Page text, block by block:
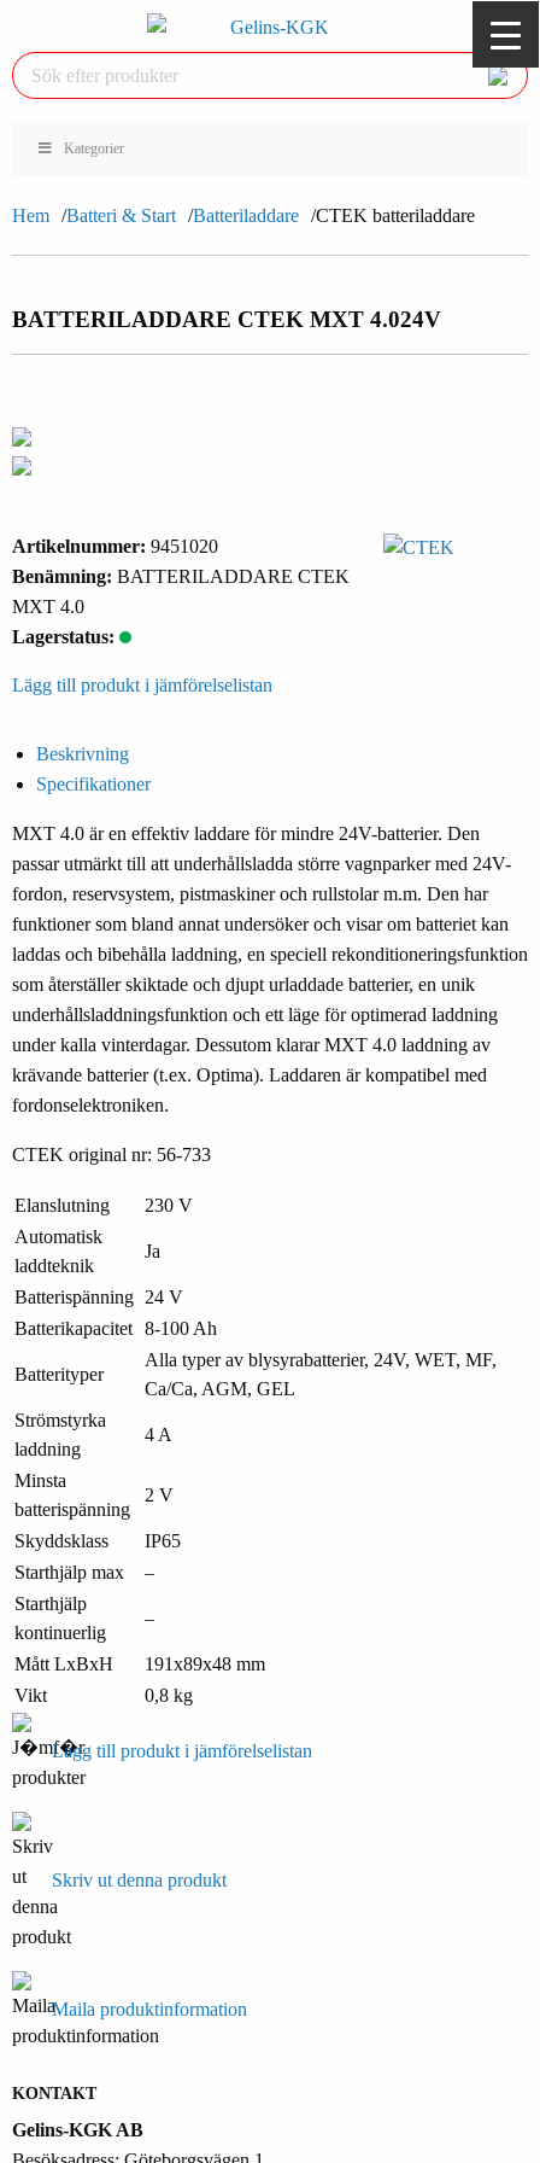
Kategorier
Hem Batteri & Start Batteriladdare CTEK batteriladdare
BATTERILADDARE CTEK MXT 4.024V
Artikelnummer: 9451020
Benämning: BATTERILADDARE CTEK
MXT 4.0
Lagerstatus:
Lägg till produkt i jämförelselistan
Beskrivning
Specifikationer
MXT 4.0 är en effektiv laddare för mindre 24V-batterier. Den
passar utmärkt till att underhållsladda större vagnparker med 24V-
fordon, reservsystem, pistmaskiner och rullstolar m.m. Den har
funktioner som bland annat undersöker och visar om batteriet kan
laddas och bibehålla laddning, en speciell rekonditioneringsfunktion
som återställer skiktade och djupt urladdade batterier, en unik
underhållsladdningsfunktion och ett läge för optimerad laddning
under kalla vinterdagar. Dessutom klarar MXT 4.0 laddning av
krävande batterier (t.ex. Optima). Laddaren är kompatibel med
fordonselektroniken.
CTEK original nr: 56-733
Elanslutning
230 V
Automatisk
laddteknik
Ja
Batterispänning 24 V
Batterikapacitet 8-100 Ah
Batterityper
Alla typer av blysyrabatterier, 24V, WET, MF,
Ca/Ca, AGM, GEL
Strömstyrka
laddning
4 A
Minsta
batterispänning
2 V
Skyddsklass
IP65
Starthjälp max
–
Starthjälp
kontinuerlig
–
Mått LxBxH
191x89x48 mm
Vikt
0,8 kg
Lägg till produkt i jämförelselistan
Skriv ut denna produkt
Maila produktinformation
KONTAKT
Gelins-KGK AB